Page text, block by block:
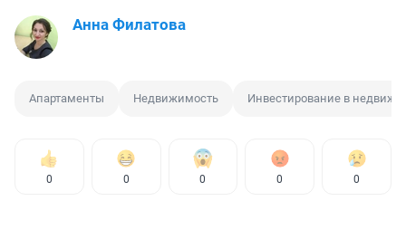
Анна Филатова
Апартаменты Недвижимость Инвестирование в
0 0 0 0 0